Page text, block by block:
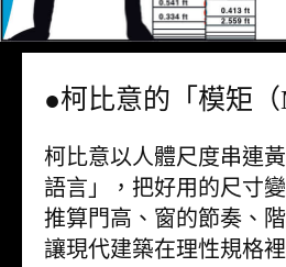
●柯比意的「模矩（
柯比意以人體尺度串連
語言」，把好用的尺寸
推算門高、窗的節奏、
讓現代建築在理性規格